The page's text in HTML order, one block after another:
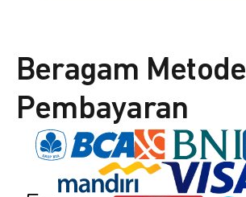
Beragam Metode
Pembayaran